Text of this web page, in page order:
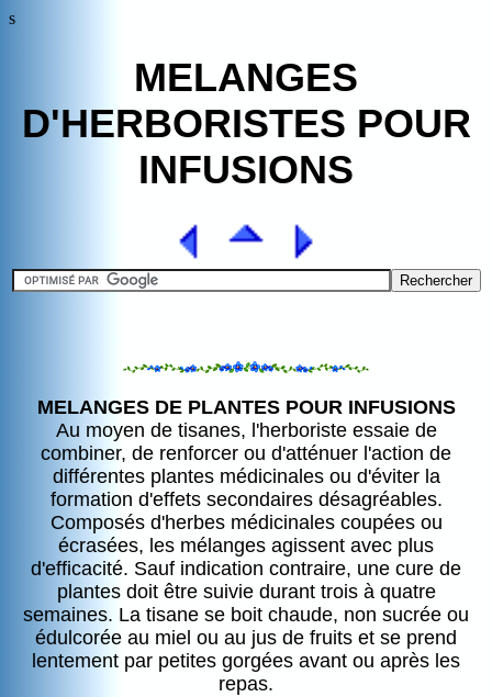
s
MELANGES
D'HERBORISTES POUR
INFUSIONS
MELANGES DE PLANTES POUR INFUSIONS
Au moyen de tisanes, l'herboriste essaie de
combiner, de renforcer ou d'atténuer l'action de
différentes plantes médicinales ou d'éviter la
formation d'effets secondaires désagréables.
Composés d'herbes médicinales coupées ou
écrasées, les mélanges agissent avec plus
d'efficacité. Sauf indication contraire, une cure de
plantes doit être suivie durant trois à quatre
semaines. La tisane se boit chaude, non sucrée ou
édulcorée au miel ou au jus de fruits et se prend
lentement par petites gorgées avant ou après les
repas.